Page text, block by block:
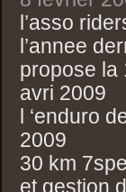
l’asso
l’annee
propose la
avri 2009
l ‘enduro
2009
30 km
et gestion